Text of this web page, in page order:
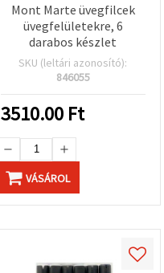
Mont Marte üvegfilcek
üvegfelületekre, 6
darabos készlet
SKU (leltári azonosító):
846055
3510.00 Ft
VÁSÁROL